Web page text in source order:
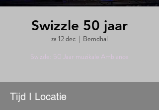
Swizzle 50 jaar
za 12 dec
  |
Bemdhal
Swizzle: 50 Jaar muzikale Ambiance
Tijd I Locatie